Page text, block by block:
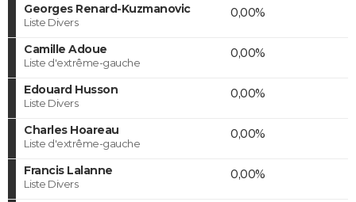
Georges Renard-Kuzmanovic
Liste Divers
0,00%
Camille Adoue
Liste d'extrême-gauche
0,00%
Edouard Husson
Liste Divers
0,00%
Charles Hoareau
Liste d'extrême-gauche
0,00%
Francis Lalanne
Liste Divers
0,00%